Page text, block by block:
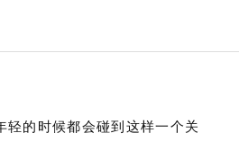
轻的时候都会碰到这样一个关